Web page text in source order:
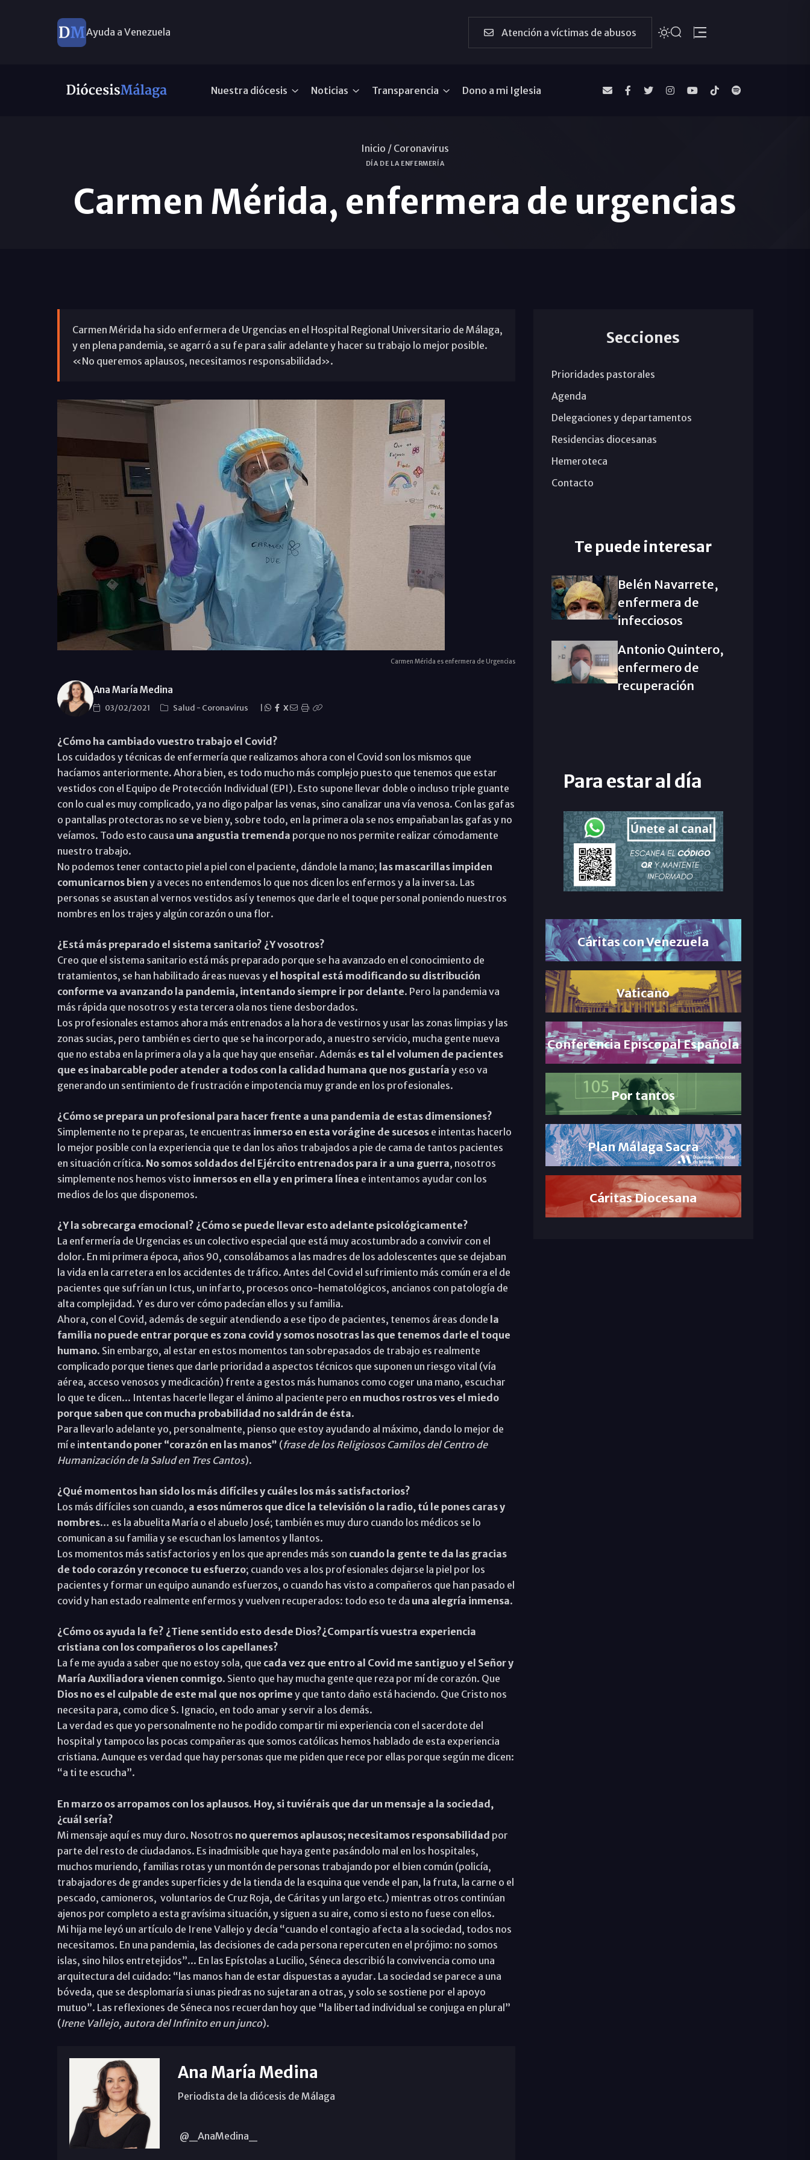
Ayuda a Venezuela Atención a víctimas de abusos
Nuestra diócesis Noticias Transparencia Dono a mi Iglesia
Inicio / Coronavirus
DÍA DE LA ENFERMERÍA
Carmen Mérida, enfermera de urgencias
Carmen Mérida ha sido enfermera de Urgencias en el Hospital Regional Universitario de Málaga,
y en plena pandemia, se agarró a su fe para salir adelante y hacer su trabajo lo mejor posible.
«No queremos aplausos, necesitamos responsabilidad».
Carmen Mérida es enfermera de Urgencias
Ana María Medina
03/02/2021 Salud - Coronavirus X
¿Cómo ha cambiado vuestro trabajo el Covid?
Los cuidados y técnicas de enfermería que realizamos ahora con el Covid son los mismos que
hacíamos anteriormente. Ahora bien, es todo mucho más complejo puesto que tenemos que estar
vestidos con el Equipo de Protección Individual (EPI). Esto supone llevar doble o incluso triple guante
con lo cual es muy complicado, ya no digo palpar las venas, sino canalizar una vía venosa. Con las gafas
o pantallas protectoras no se ve bien y, sobre todo, en la primera ola se nos empañaban las gafas y no
veíamos. Todo esto causa una angustia tremenda porque no nos permite realizar cómodamente
nuestro trabajo.
No podemos tener contacto piel a piel con el paciente, dándole la mano; las mascarillas impiden
comunicarnos bien y a veces no entendemos lo que nos dicen los enfermos y a la inversa. Las
personas se asustan al vernos vestidos así y tenemos que darle el toque personal poniendo nuestros
nombres en los trajes y algún corazón o una flor.
¿Está más preparado el sistema sanitario? ¿Y vosotros?
Creo que el sistema sanitario está más preparado porque se ha avanzado en el conocimiento de
tratamientos, se han habilitado áreas nuevas y el hospital está modificando su distribución
conforme va avanzando la pandemia, intentando siempre ir por delante. Pero la pandemia va
más rápida que nosotros y esta tercera ola nos tiene desbordados.
Los profesionales estamos ahora más entrenados a la hora de vestirnos y usar las zonas limpias y las
zonas sucias, pero también es cierto que se ha incorporado, a nuestro servicio, mucha gente nueva
que no estaba en la primera ola y a la que hay que enseñar. Además es tal el volumen de pacientes
que es inabarcable poder atender a todos con la calidad humana que nos gustaría y eso va
generando un sentimiento de frustración e impotencia muy grande en los profesionales.
¿Cómo se prepara un profesional para hacer frente a una pandemia de estas dimensiones?
Simplemente no te preparas, te encuentras inmerso en esta vorágine de sucesose intentas hacerlo
lo mejor posible con la experiencia que te dan los años trabajados a pie de cama de tantos pacientes
en situación crítica. No somos soldados del Ejército entrenados para ir a una guerra, nosotros
simplemente nos hemos visto inmersos en ella y en primera línea e intentamos ayudar con los
medios de los que disponemos.
¿Y la sobrecarga emocional? ¿Cómo se puede llevar esto adelante psicológicamente?
La enfermería de Urgencias es un colectivo especial que está muy acostumbrado a convivir con el
dolor. En mi primera época, años 90, consolábamos a las madres de los adolescentes que se dejaban
la vida en la carretera en los accidentes de tráfico. Antes del Covid el sufrimiento más común era el de
pacientes que sufrían un Ictus, un infarto, procesos onco-hematológicos, ancianos con patología de
alta complejidad. Y es duro ver cómo padecían ellos y su familia.
Ahora, con el Covid, además de seguir atendiendo a ese tipo de pacientes, tenemos áreas donde la
familia no puede entrar porque es zona covid y somos nosotras las que tenemos darle el toque
humano. Sin embargo, al estar en estos momentos tan sobrepasados de trabajo es realmente
complicado porque tienes que darle prioridad a aspectos técnicos que suponen un riesgo vital (vía
aérea, acceso venosos y medicación) frente a gestos más humanos como coger una mano, escuchar
lo que te dicen... Intentas hacerle llegar el ánimo al paciente pero en muchos rostros ves el miedo
porque saben que con mucha probabilidad no saldrán de ésta.
Para llevarlo adelante yo, personalmente, pienso que estoy ayudando al máximo, dando lo mejor de
mí e intentando poner “corazón en las manos” (frase de los Religiosos Camilos del Centro de
Humanización de la Salud en Tres Cantos).
¿Qué momentos han sido los más difíciles y cuáles los más satisfactorios?
Los más difíciles son cuando, a esos números que dice la televisión o la radio, tú le pones caras y
nombres… es la abuelita María o el abuelo José; también es muy duro cuando los médicos se lo
comunican a su familia y se escuchan los lamentos y llantos.
Los momentos más satisfactorios y en los que aprendes más son cuando la gente te da las gracias
de todo corazón y reconoce tu esfuerzo; cuando ves a los profesionales dejarse la piel por los
pacientes y formar un equipo aunando esfuerzos, o cuando has visto a compañeros que han pasado el
covid y han estado realmente enfermos y vuelven recuperados: todo eso te da una alegría inmensa.
¿Cómo os ayuda la fe? ¿Tiene sentido esto desde Dios?¿Compartís vuestra experiencia
cristiana con los compañeros o los capellanes?
La fe me ayuda a saber que no estoy sola, que cada vez que entro al Covid me santiguo y el Señor y
María Auxiliadora vienen conmigo. Siento que hay mucha gente que reza por mí de corazón. Que
Dios no es el culpable de este mal que nos oprime y que tanto daño está haciendo. Que Cristo nos
necesita para, como dice S. Ignacio, en todo amar y servir a los demás.
La verdad es que yo personalmente no he podido compartir mi experiencia con el sacerdote del
hospital y tampoco las pocas compañeras que somos católicas hemos hablado de esta experiencia
cristiana. Aunque es verdad que hay personas que me piden que rece por ellas porque según me dicen:
“a ti te escucha”.
En marzo os arropamos con los aplausos. Hoy, si tuviérais que dar un mensaje a la sociedad,
¿cuál sería?
Mi mensaje aquí es muy duro. Nosotros no queremos aplausos; necesitamos responsabilidad por
parte del resto de ciudadanos. Es inadmisible que haya gente pasándolo mal en los hospitales,
muchos muriendo, familias rotas y un montón de personas trabajando por el bien común (policía,
trabajadores de grandes superficies y de la tienda de la esquina que vende el pan, la fruta, la carne o el
pescado, camioneros, voluntarios de Cruz Roja, de Cáritas y un largo etc.) mientras otros continúan
ajenos por completo a esta gravísima situación, y siguen a su aire, como si esto no fuese con ellos.
Mi hija me leyó un artículo de Irene Vallejo y decía “cuando el contagio afecta a la sociedad, todos nos
necesitamos. En una pandemia, las decisiones de cada persona repercuten en el prójimo: no somos
islas, sino hilos entretejidos”... En las Epístolas a Lucilio, Séneca describió la convivencia como una
arquitectura del cuidado: “las manos han de estar dispuestas a ayudar. La sociedad se parece a una
bóveda, que se desplomaría si unas piedras no sujetaran a otras, y solo se sostiene por el apoyo
mutuo”. Las reflexiones de Séneca nos recuerdan hoy que "la libertad individual se conjuga en plural”
(Irene Vallejo, autora del Infinito en un junco).
Ana María Medina
Periodista de la diócesis de Málaga
@_AnaMedina_
Secciones
Prioridades pastorales
Agenda
Delegaciones y departamentos
Residencias diocesanas
Hemeroteca
Contacto
Te puede interesar
Belén Navarrete,
enfermera de
infecciosos
Antonio Quintero,
enfermero de
recuperación
Para estar al día
Cáritas con Venezuela
Vaticano
Conferencia Episcopal Española
Por tantos
Plan Málaga Sacra
Cáritas Diocesana